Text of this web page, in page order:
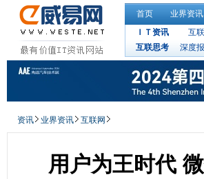
首页 业界资讯
ＩＴ资讯
互
互联思考
深度
资讯 业界资讯 互联网
用户为王时代